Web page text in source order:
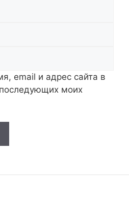
email и адрес сайта в
моих